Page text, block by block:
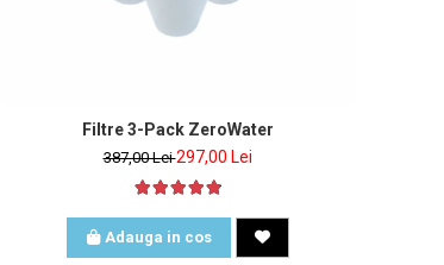
Filtre 3-Pack ZeroWater
387,00 Lei297,00 Lei
Adauga in cos